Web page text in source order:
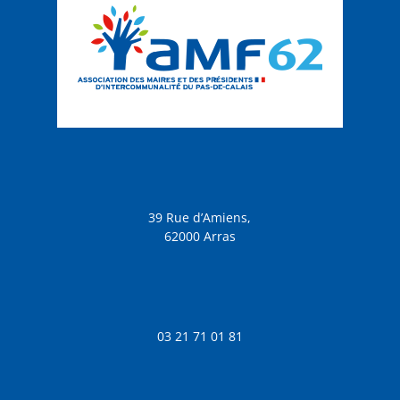
39 Rue d’Amiens,
62000 Arras
03 21 71 01 81